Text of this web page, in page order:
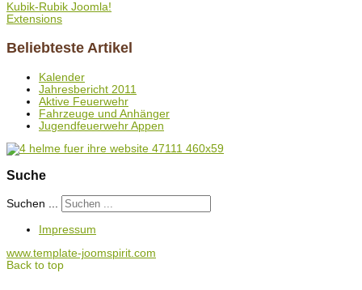
Kubik-Rubik Joomla!
Extensions
Beliebteste Artikel
Kalender
Jahresbericht 2011
Aktive Feuerwehr
Fahrzeuge und Anhänger
Jugendfeuerwehr Appen
Suche
Suchen ...
Impressum
www.template-joomspirit.com
Back to top